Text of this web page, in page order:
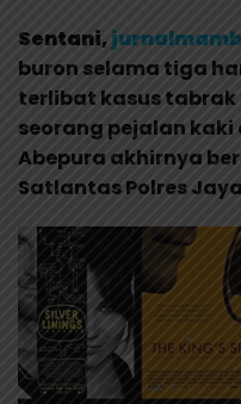
Sentani,
buron selama tiga
terlibat kasus
seorang pejalan kaki
Abepura akhirnya
Satlantas Polres